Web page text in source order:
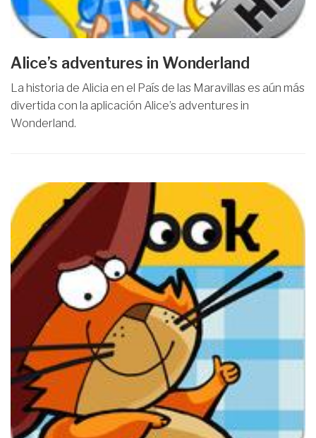
Alice’s adventures in Wonderland
La historia de Alicia en el País de las Maravillas es aún más
divertida con la aplicación Alice’s adventures in
Wonderland.